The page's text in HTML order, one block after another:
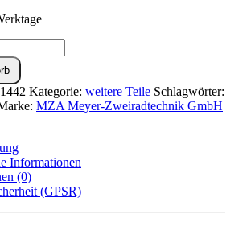
1442 Kategorie: weitere Teile Schlagwörter:
MZA Meyer-Zweiradtechnik GmbH
Informationen
(0)
(GPSR)